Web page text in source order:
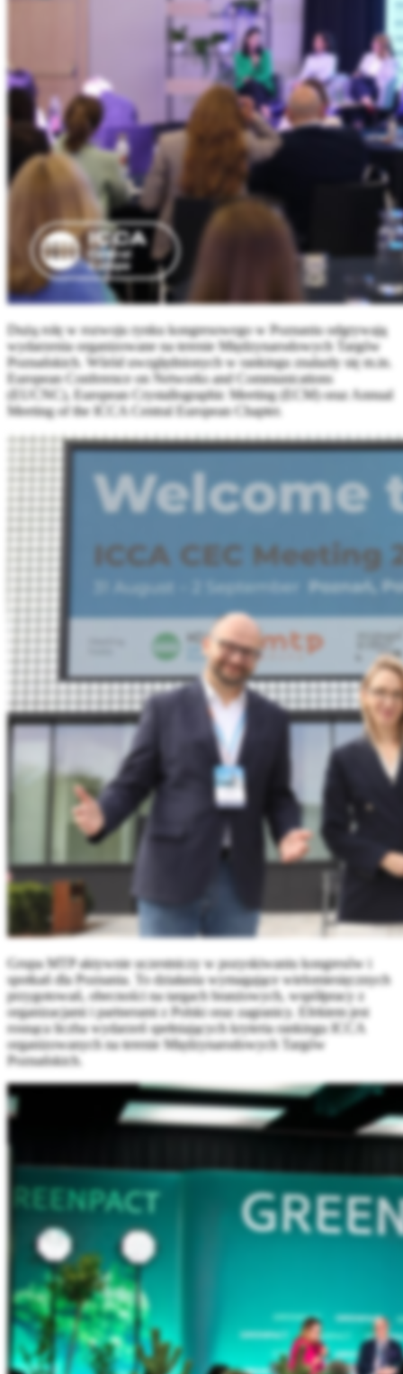
Dużą rolę w rozwoju rynku kongresowego w Poznaniu odgrywają
wydarzenia organizowane na terenie Międzynarodowych Targów
Poznańskich. Wśród uwzględnionych w rankingu znalazły się m.in.
European Conference on Networks and Communications
(EUCNC), European Crystallographic Meeting (ECM) oraz Annual
Meeting of the ICCA Central European Chapter.
Grupa MTP aktywnie uczestniczy w pozyskiwaniu kongresów i
spotkań dla Poznania. To działania wymagające wielomiesięcznych
przygotowań, obecności na targach branżowych, współpracy z
organizacjami i partnerami z Polski oraz zagranicy. Efektem jest
rosnąca liczba wydarzeń spełniających kryteria rankingu ICCA
organizowanych na terenie Międzynarodowych Targów
Poznańskich.